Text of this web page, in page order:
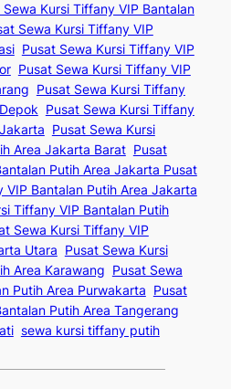
Sewa Kursi Tiffany VIP Bantalan
Sewa Kursi Tiffany VIP
Pusat Sewa Kursi Tiffany VIP
Pusat Sewa Kursi Tiffany VIP
Pusat Sewa Kursi Tiffany
Pusat Sewa Kursi Tiffany
Pusat Sewa Kursi
Area Jakarta Barat Pusat
Putih Area Jakarta Pusat
VIP Bantalan Putih Area Jakarta
Tiffany VIP Bantalan Putih
Sewa Kursi Tiffany VIP
Utara Pusat Sewa Kursi
Area Karawang Pusat Sewa
Putih Area Purwakarta Pusat
Putih Area Tangerang
sewa kursi tiffany putih